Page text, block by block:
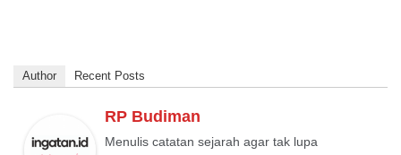
Author Recent Posts
RP Budiman
Menulis catatan sejarah agar tak lupa